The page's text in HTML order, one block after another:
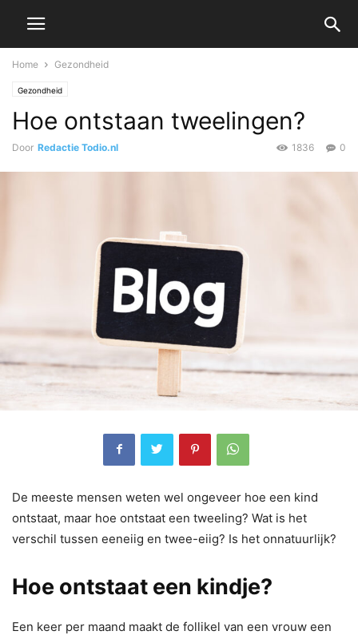
Home Gezondheid
Gezondheid
Hoe ontstaan tweelingen?
Door Redactie Todio.nl 0
1836
De meeste mensen weten wel ongeveer hoe een kind
ontstaat, maar hoe ontstaat een tweeling? Wat is het
verschil tussen eeneiig en twee-eiig? Is het onnatuurlijk?
Hoe ontstaat een kindje?
Een keer per maand maakt de follikel van een vrouw een